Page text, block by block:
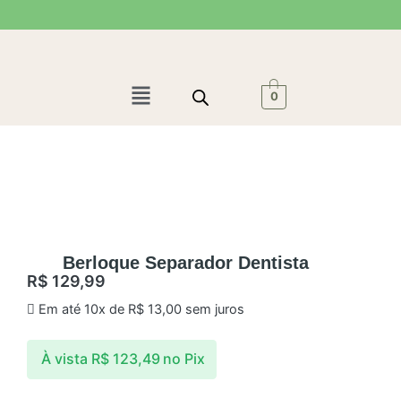
para
Menu 0
Berloque Separador Dentista
R$ 129,99
Em até 10x de R$13,00sem juros
À vista R$123,49 no Pix